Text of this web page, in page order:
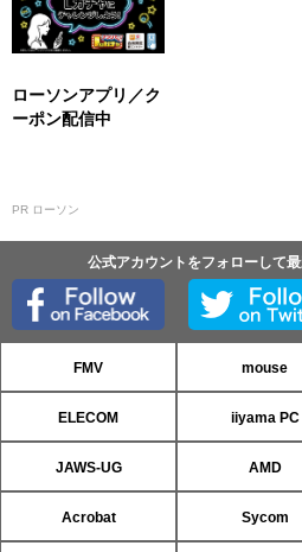
加！
ローソンアプリ／ク
ーポン配信中
PR ローソン
公式アカウントをフォローして
FMV mouse
ELECOM iiyama PC
JAWS-UG AMD
Acrobat Sycom